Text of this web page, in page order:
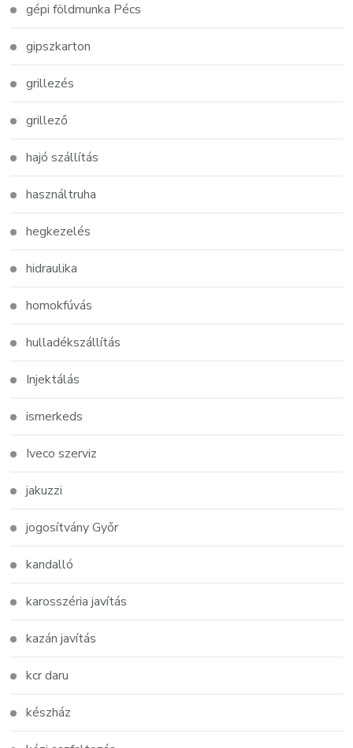
gépi földmunka Pécs
gipszkarton
grillezés
grillező
hajó szállítás
használtruha
hegkezelés
hidraulika
homokfúvás
hulladékszállítás
Injektálás
ismerkeds
Iveco szerviz
jakuzzi
jogosítvány Győr
kandalló
karosszéria javítás
kazán javítás
kcr daru
készház